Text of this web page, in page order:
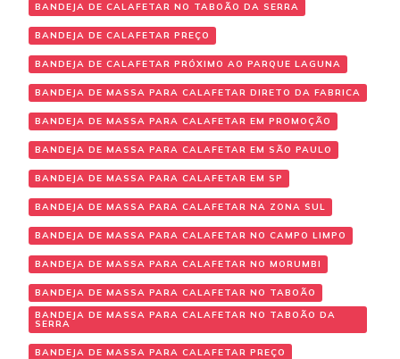
BANDEJA DE CALAFETAR NO TABOÃO DA SERRA
BANDEJA DE CALAFETAR PREÇO
BANDEJA DE CALAFETAR PRÓXIMO AO PARQUE LAGUNA
BANDEJA DE MASSA PARA CALAFETAR DIRETO DA FABRICA
BANDEJA DE MASSA PARA CALAFETAR EM PROMOÇÃO
BANDEJA DE MASSA PARA CALAFETAR EM SÃO PAULO
BANDEJA DE MASSA PARA CALAFETAR EM SP
BANDEJA DE MASSA PARA CALAFETAR NA ZONA SUL
BANDEJA DE MASSA PARA CALAFETAR NO CAMPO LIMPO
BANDEJA DE MASSA PARA CALAFETAR NO MORUMBI
BANDEJA DE MASSA PARA CALAFETAR NO TABOÃO
BANDEJA DE MASSA PARA CALAFETAR NO TABOÃO DA
SERRA
BANDEJA DE MASSA PARA CALAFETAR PREÇO